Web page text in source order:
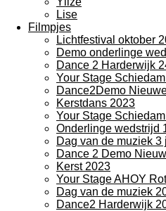
Lise
Filmpjes
Lichtfestival oktober
Demo onderlinge
Dance 2 Harderwijk
Your Stage
Dance2Demo
Kerstdans 2023
Your Stage
Onderlinge wedstrijd
Dag van de muziek 3
Dance 2 Demo
Kerst 2023
Your Stage AHOY
Dag van de muziek
Dance2 Harderwijk